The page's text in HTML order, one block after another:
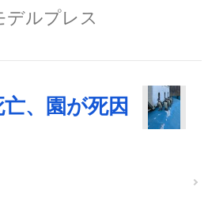
デルプレス
、園が死因